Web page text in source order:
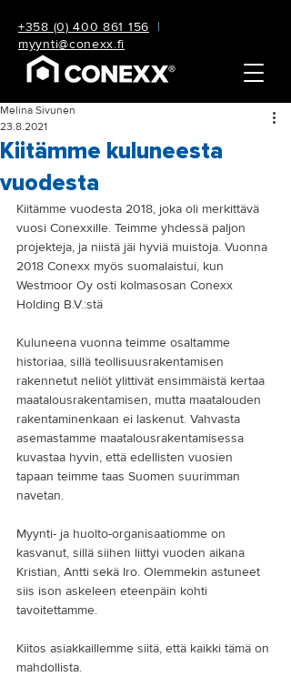
+358 (0) 400 861 156
|
myynti@conexx.fi
Kiitämme kuluneesta
vuodesta
Melina Sivunen
23.8.2021
Kiitämme vuodesta 2018, joka oli merkittävä
vuosi Conexxille. Teimme yhdessä paljon
projekteja, ja niistä jäi hyviä muistoja. Vuonna
2018 Conexx myös suomalaistui, kun
Westmoor Oy osti kolmasosan Conexx
Holding B.V.:stä
Kuluneena vuonna teimme osaltamme
historiaa, sillä teollisuusrakentamisen
rakennetut neliöt ylittivät ensimmäistä kertaa
maatalousrakentamisen, mutta maatalouden
rakentaminenkaan ei laskenut. Vahvasta
asemastamme maatalousrakentamisessa
kuvastaa hyvin, että edellisten vuosien
tapaan teimme taas Suomen suurimman
navetan.
Myynti- ja huolto-organisaatiomme on
kasvanut, sillä siihen liittyi vuoden aikana
Kristian, Antti sekä Iro. Olemmekin astuneet
siis ison askeleen eteenpäin kohti
tavoitettamme.
Kiitos asiakkaillemme siitä, että kaikki tämä on
mahdollista.